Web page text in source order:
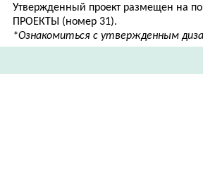
Утвержденный проект размещен на
ПРОЕКТЫ (номер 31).
*Ознакомиться с утвержденным